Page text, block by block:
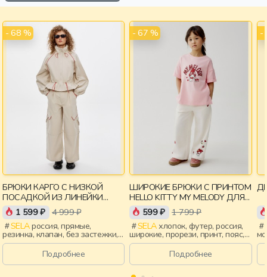
- 68 %
БРЮКИ КАРГО С НИЗКОЙ
ПОСАДКОЙ ИЗ ЛИНЕЙКИ
YOUNG1 599 ₽ 4 999 ₽
SELAроссия, прямые,
резинка, клапан, без застежки,
пояс, девочки,
старшеклассники, дети
Подробнее
- 67 %
ШИРОКИЕ БРЮКИ С ПРИНТОМ
HELLO KITTY MY MELODY ДЛЯ
ДЕВОЧЕК
599 ₽ 1 799 ₽
SELAхлопок, футер, россия,
широкие, прорези, принт, пояс,
эластичные, девочки, дети
Подробнее
-